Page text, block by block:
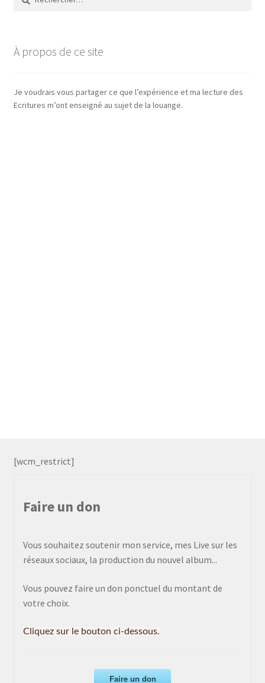
À propos de ce site
Je voudrais vous partager ce que l’expérience et ma lecture des
Ecritures m’ont enseigné au sujet de la louange.
[wcm_restrict]
Faire un don
Vous souhaitez soutenir mon service, mes Live sur les
réseaux sociaux, la production du nouvel album...
Vous pouvez faire un don ponctuel du montant de
votre choix.
Cliquez sur le bouton ci-dessous.
Faire un don